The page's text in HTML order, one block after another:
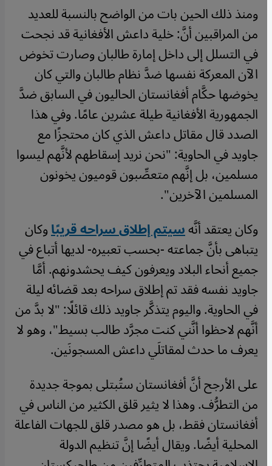
ومنذ ذلك الحين بات من الواضح بالنسبة للعديد
من المراقبين أنَّ: خلية داعش الأفغانية قد نجحت
في التسلل إلى داخل إمارة طالبان وصارت تخوض
الآن المعركة نفسها ضدَّ نظام طالبان والتي كان
يخوضها حكَّام أفغانستان الحاليون في السابق ضدَّ
الجمهورية الأفغانية طيلة عشرين عامًا. وفي هذا
الصدد قال مقاتل داعش الذي كان محتجزًا مع
جاويد في الحاوية: "نحن نريد إسقاطهم لأنَّهم ليسوا
مسلمين، بل إنَّهم متعصِّبون قوميون يخونون
المسلمين الآخرين".
وكان يعتقد أنَّهسيتم إطلاق سراحه قريبًاوكان
يتباهى بأنَّ جماعته -بحسب تعبيره- لديها أتباع في
جميع أنحاء البلاد ويعرفون كيف يحشدونهم. أمَّا
جاويد نفسه فقد تم إطلاق سراحه بعد قضائه ليلة
في الحاوية. واليوم يتذكَّر جاويد ذلك قائلًا: "لا بدَّ من
أنَّهم لاحظوا أنَّني كنت مجرَّد طالب بسيط"، وهو لا
يعرف ما حدث لمقاتلَي داعش المسجونَين.
على الأرجح أنَّ أفغانستان ستُبتلى بموجة جديدة
من التطرُّف. وهذا لا يثير قلق الكثير من الناس في
أفغانستان فقط، بل هو مصدر قلق للجهات الفاعلة
المحلية أيضًا. ويقال أيضًا إنَّ تنظيم الدولة